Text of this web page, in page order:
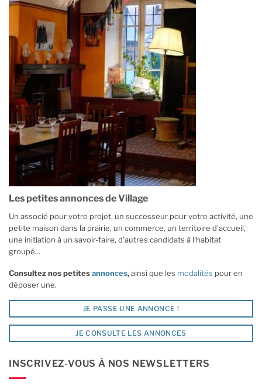
Les petites annonces de Village
Un associé pour votre projet, un successeur pour votre activité, une
petite maison dans la prairie, un commerce, un territoire d'accueil,
une initiation à un savoir-faire, d'autres candidats à l'habitat
groupé...
Consultez nos petitesannonces,ainsi que les modalités pour en
déposer une.
JE PASSE UNE ANNONCE !
JE CONSULTE LES ANNONCES
INSCRIVEZ-VOUS À NOS NEWSLETTERS